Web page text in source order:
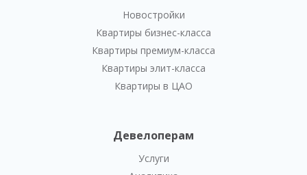
Новостройки
Квартиры бизнес-класса
Квартиры премиум-класса
Квартиры элит-класса
Квартиры в ЦАО
Девелоперам
Услуги